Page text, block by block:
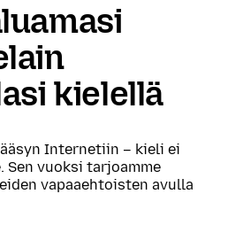
kielellä
Internetiin – kieli ei
Sen vuoksi tarjoamme
vapaaehtoisten avulla